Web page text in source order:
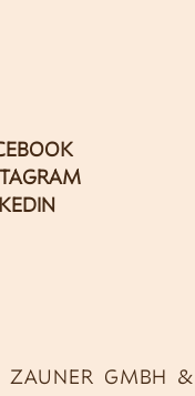
ZAUNER GMBH &